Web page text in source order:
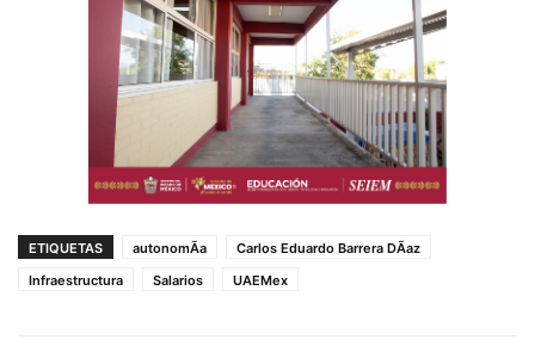
ETIQUETAS autonomÃ­a
Carlos Eduardo Barrera DÃ­az
Infraestructura
Salarios UAEMex